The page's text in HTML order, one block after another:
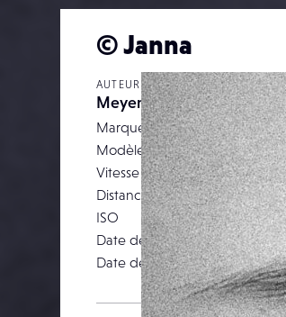
©️ Janna
AUTEUR
Meyer
Marque
Modèle
Vitesse d’obturation
Distance focale
ISO
Date de prise de vue
Date de publication